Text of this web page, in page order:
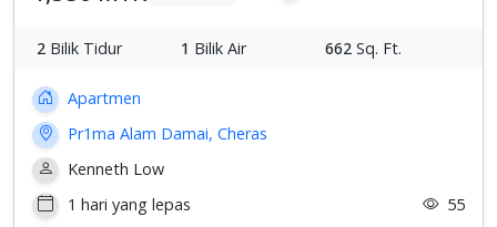
2 Bilik Tidur 1 Bilik Air 662 Sq. Ft.
Apartmen
Pr1ma Alam Damai, Cheras
Kenneth Low
1 hari yang lepas
55